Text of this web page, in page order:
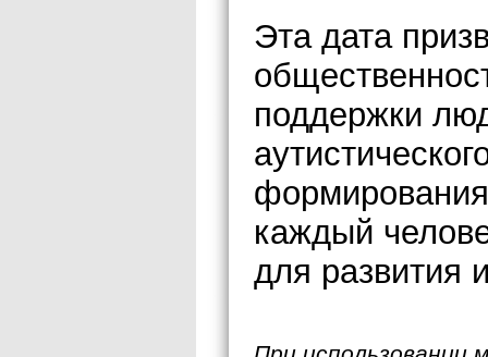
Эта дата
поддержки
каждый
для развития